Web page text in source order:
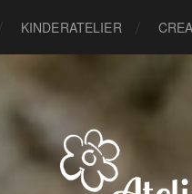
KINDERATELIER